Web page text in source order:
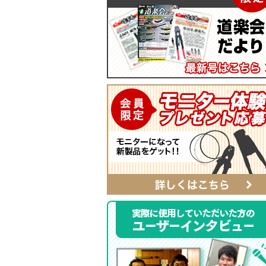
電工ジョイント
自動ポンチ
全ネジレンチ・ソケット
LEDライト
カチッとホルダー
SmartShuttoシリーズ
ソフトフィットシリーズ
SmartEdgeシリーズ
ハイクオリティ・レザーシリーズ
レザーシリーズ ナチュラル&ブラック
タイプ
ベルト
αシリーズ
タフロン電工ポケット
ハンマーホルダー